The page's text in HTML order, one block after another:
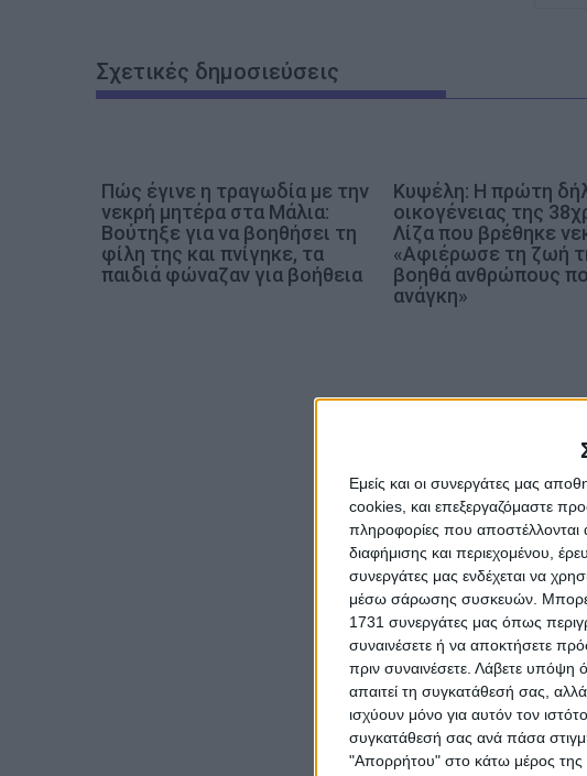
Εμείς και οι συνεργάτες μας
cookies, και επεξεργαζόμαστε
πληροφορίες που αποστέλλονται
διαφήμισης και περιεχομένου,
συνεργάτες μας ενδέχεται να
μέσω σάρωσης συσκευών.
1731 συνεργάτες μας όπως
συναινέσετε ή να αποκτήσετε
πριν συναινέσετε. Λάβετε υπόψη
απαιτεί τη συγκατάθεσή σας,
ισχύουν μόνο για αυτόν τον
συγκατάθεσή σας ανά πάσα
"Απορρήτου" στο κάτω μέρος της
γ
η
ρ
θ
ρ
ω
Σχετικές δημοσιεύσεις
Πώς έγινε η τραγωδία με την
νεκρή μητέρα στα Μάλια:
Βούτηξε για να βοηθήσει τη
φίλη της και πνίγηκε, τα
παιδιά φώναζαν για βοήθεια
Κυψέλη: Η πρώτη
οικογένειας της
Λίζα που βρέθηκε
«Αφιέρωσε τη ζωή
βοηθά ανθρώπους
ανάγκη»